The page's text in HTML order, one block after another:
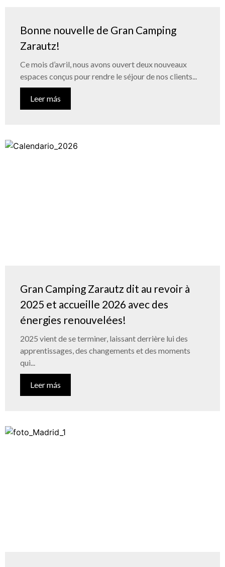
Bonne nouvelle de Gran Camping
Zarautz!
Ce mois d’avril, nous avons ouvert deux nouveaux
espaces conçus pour rendre le séjour de nos clients...
Leer más
Gran Camping Zarautz dit au revoir à
2025 et accueille 2026 avec des
énergies renouvelées!
2025 vient de se terminer, laissant derrière lui des
apprentissages, des changements et des moments
qui...
Leer más